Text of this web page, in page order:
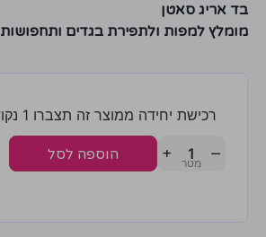
בד אריג סאטן
מומלץ למפות ולתפירת בגדים ותחפושות
רכישת יחידה ממוצר זה תצברו 1 נקודה!
−
+ הוספה לסל